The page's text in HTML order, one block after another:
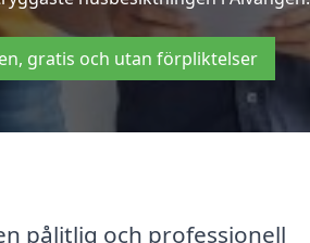
gratis och utan förpliktelser
pålitlig och professionell